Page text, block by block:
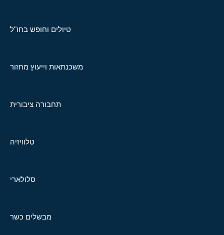
טיולים וחופש בחו"ל
משכנתאות וייעוץ מחזור
תחבורה ציבורית
טלוויזיה
סלולארי
מבשלים כשר